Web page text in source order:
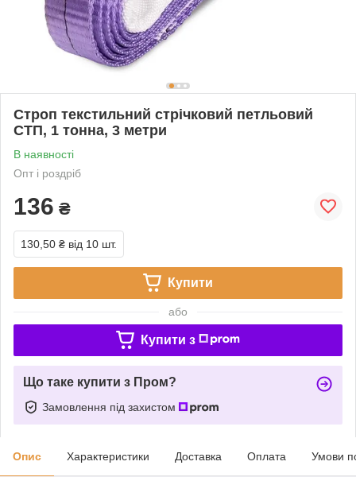
Строп текстильний стрічковий петльовий
СТП, 1 тонна, 3 метри
В наявності
Опт і роздріб
136 ₴
130,50 ₴ від 10 шт.
Купити
або
Купити з
Що таке купити з Пром?
Замовлення під захистом
Опис Характеристики Доставка Оплата Умови